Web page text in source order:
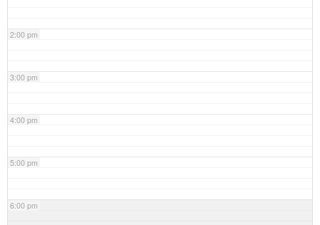
2:00 pm
3:00 pm
4:00 pm
5:00 pm
6:00 pm